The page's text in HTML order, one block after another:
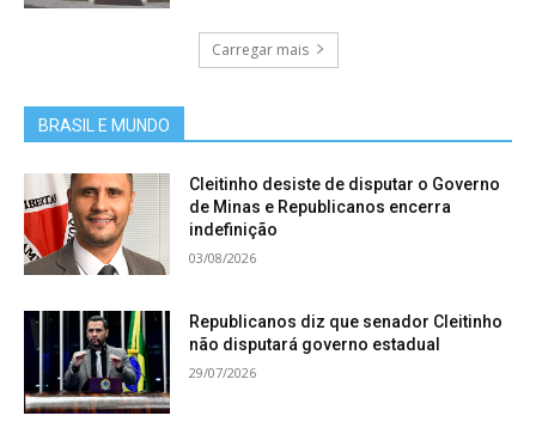
Carregar mais
BRASIL E MUNDO
Cleitinho desiste de disputar o Governo
de Minas e Republicanos encerra
indefinição
03/08/2026
Republicanos diz que senador Cleitinho
não disputará governo estadual
29/07/2026